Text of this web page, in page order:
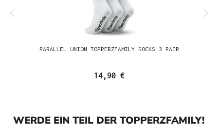
PARALLEL UNION TOPPERZFAMILY SOCKS 3 PAIR
14,90 €
WERDE EIN TEIL DER TOPPERZFAMILY!